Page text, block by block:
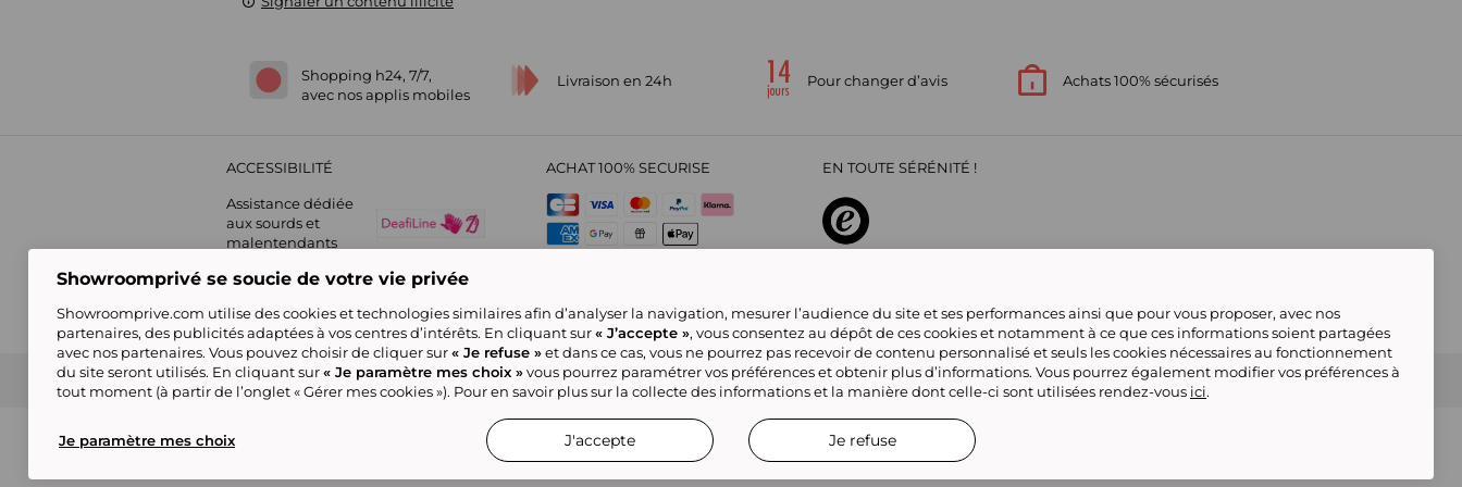
Shopping h24, 7/7,
avec nos applis mobiles
Livraison en 24h Pour changer d’avis Achats 100% sécurisés
ACCESSIBILITÉ
Assistance dédiée
aux sourds et
malentendants
ACHAT 100% SECURISE EN TOUTE SÉRÉNITÉ !
Guide d'achat Showroomprive group CGV Politique de confidentialité Offre Partenaire Rejoignez-nous Nous contacter
Gérer mes cookies
Nos engagements
Conditions générales de la Marketplace Référencement & Critères de Classement Accessibilité : Non conforme Tous nos produits Deafiline
Certains visuels sont générés en IA
Showroomprivé se soucie de votre vie privée
Showroomprive.com utilise des cookies et technologies similaires afin d’analyser la navigation, mesurer l’audience du site et ses performances ainsi que pour vous proposer, avec nos
partenaires, des publicités adaptées à vos centres d’intérêts. En cliquant sur« J’accepte », vous consentez au dépôt de ces cookies et notamment à ce que ces informations soient partagées
avec nos partenaires. Vous pouvez choisir de cliquer sur« Je refuse »et dans ce cas, vous ne pourrez pas recevoir de contenu personnalisé et seuls les cookies nécessaires au fonctionnement
du site seront utilisés. En cliquant sur« Je paramètre mes choix »vous pourrez paramétrer vos préférences et obtenir plus d’informations. Vous pourrez également modifier vos préférences à
tout moment (à partir de l’onglet « Gérer mes cookies »). Pour en savoir plus sur la collecte des informations et la manière dont celle-ci sont utilisées rendez-vous ici.
Je paramètre mes choix J'accepte Je refuse